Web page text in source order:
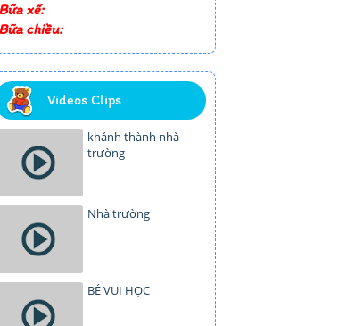
Bữa xế:
Bữa chiều:
Videos Clips
khánh thành nhà
trường
Nhà trường
BÉ VUI HỌC